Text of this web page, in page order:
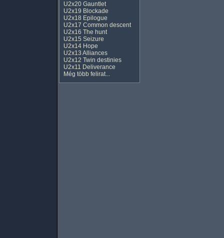
U2x20 Gauntlet
U2x19 Blockade
U2x18 Epilogue
U2x17 Common descent
U2x16 The hunt
U2x15 Seizure
U2x14 Hope
U2x13 Alliances
U2x12 Twin destinies
U2x11 Deliverance
Még több felirat...